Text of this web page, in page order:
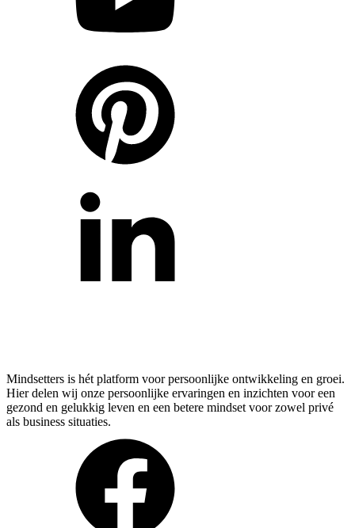
Mindsetters is hét platform voor persoonlijke ontwikkeling en groei.
Hier delen wij onze persoonlijke ervaringen en inzichten voor een
gezond en gelukkig leven en een betere mindset voor zowel privé
als business situaties.